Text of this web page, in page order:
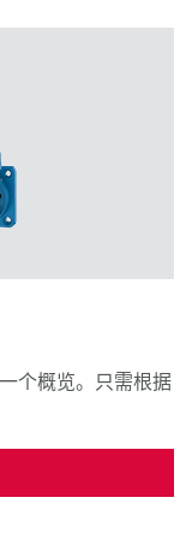
个概览。只需根据